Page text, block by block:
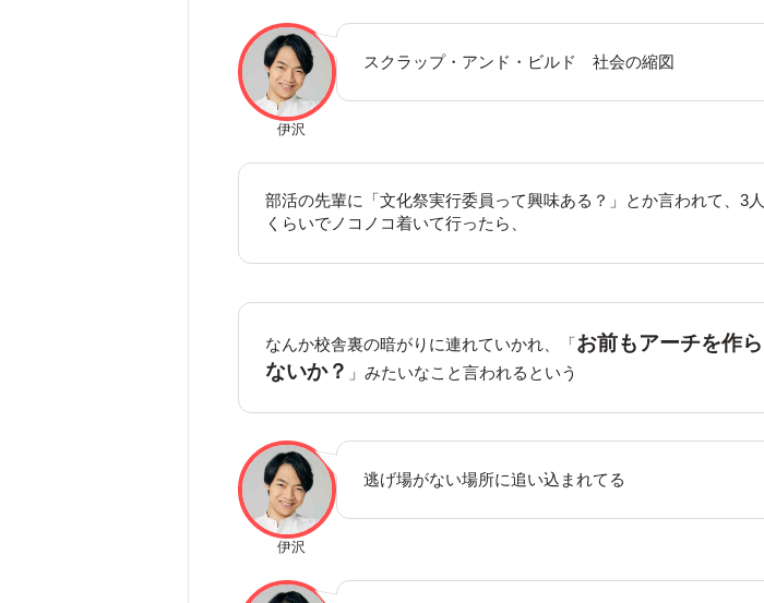
伊沢
スクラップ・アンド・ビルド 社会の縮図
部活の先輩に「文化祭実行委員って興味ある？」とか言われて、3人
くらいでノコノコ着いて行ったら、
なんか校舎裏の暗がりに連れていかれ、「お前もアーチを作ら
ないか？ 」みたいなこと言われるという
伊沢
逃げ場がない場所に追い込まれてる